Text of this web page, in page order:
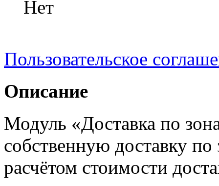
Нет
Пользовательское
Описание
Модуль «Доставка по
собственную доставку
расчётом стоимости